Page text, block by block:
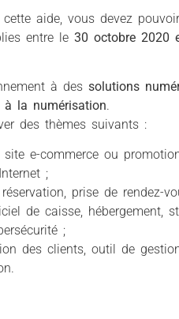
aide, vous devez
entre le 30 octobre 2020
à des solutions
à la numérisation.
des thèmes suivants :
site e-commerce ou
;
prise de rendez-
de caisse, hébergement,
;
des clients, outil de